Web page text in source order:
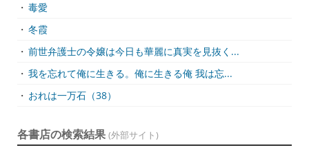
・ 毒愛
・ 冬霞
・ 前世弁護士の令嬢は今日も華麗に真実を見抜く...
・ 我を忘れて俺に生きる。俺に生きる俺 我は忘...
・ おれは一万石（38）
各書店の検索結果 (外部サイト)